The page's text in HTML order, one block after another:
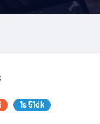
1s 51dk